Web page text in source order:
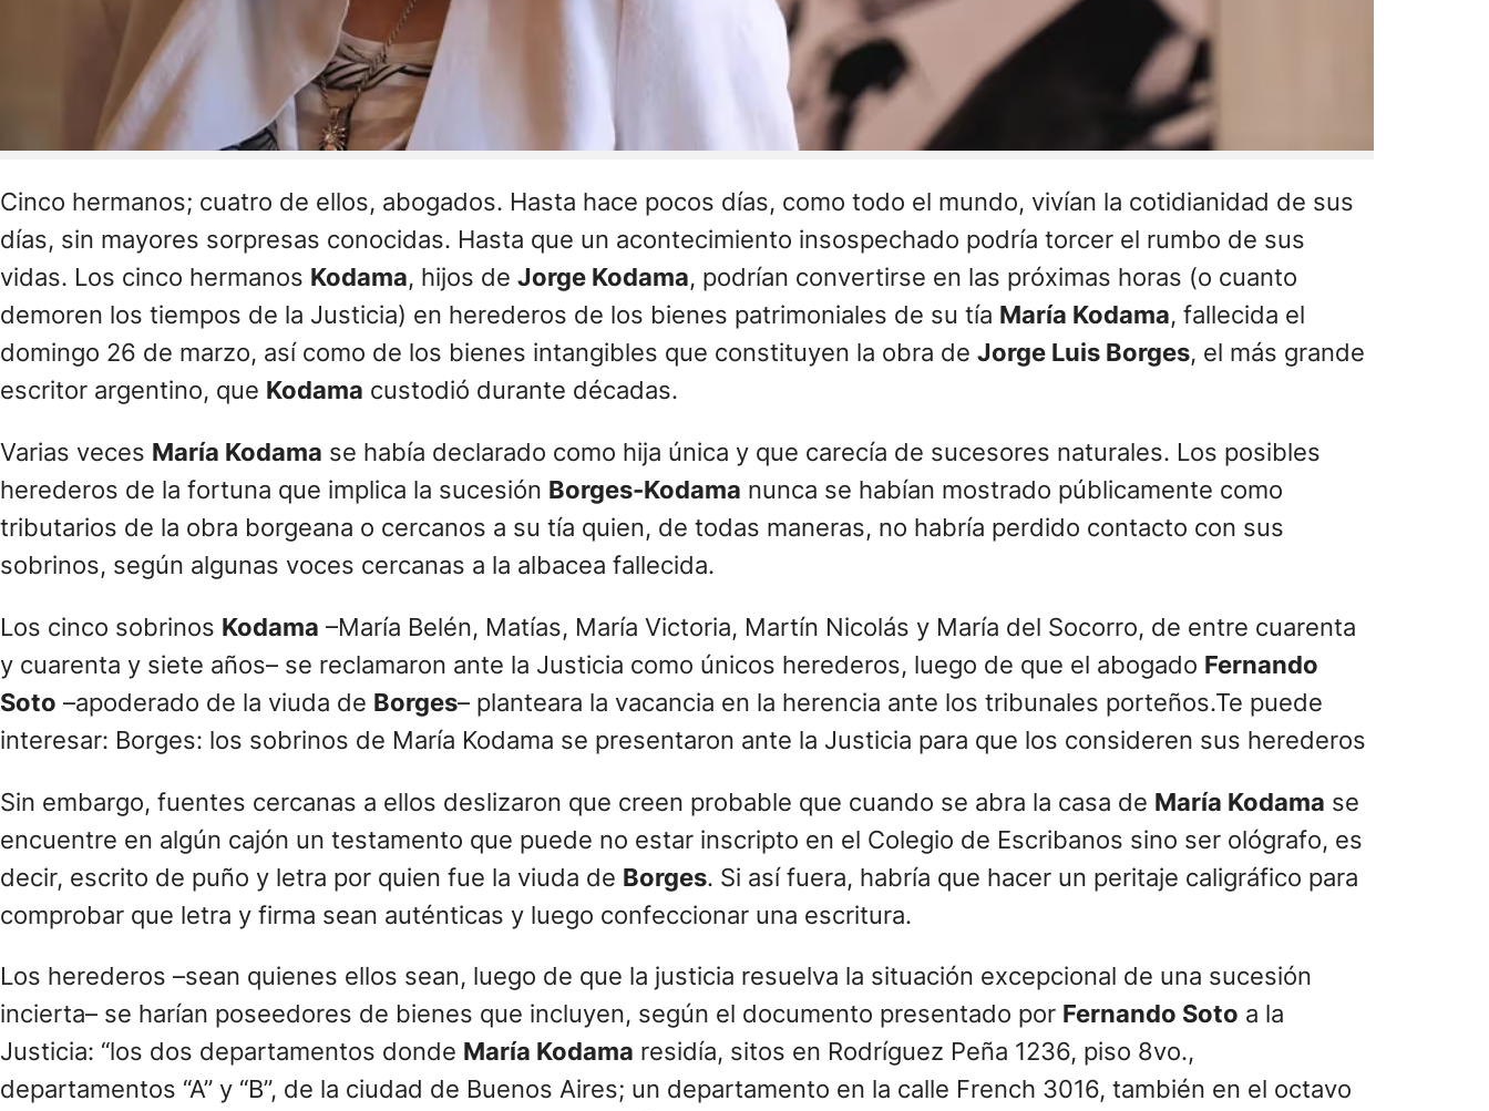
Cinco hermanos; cuatro de ellos, abogados. Hasta hace pocos días, como todo el mundo, vivían la cotidianidad de sus
días, sin mayores sorpresas conocidas. Hasta que un acontecimiento insospechado podría torcer el rumbo de sus
vidas. Los cinco hermanos Kodama, hijos de Jorge Kodama, podrían convertirse en las próximas horas (o cuanto
demoren los tiempos de la Justicia) en herederos de los bienes patrimoniales de su tía María Kodama, fallecida el
domingo 26 de marzo, así como de los bienes intangibles que constituyen la obra de Jorge Luis Borges, el más grande
escritor argentino, que Kodama custodió durante décadas.
Varias veces María Kodama se había declarado como hija única y que carecía de sucesores naturales. Los posibles
herederos de la fortuna que implica la sucesión Borges-Kodama nunca se habían mostrado públicamente como
tributarios de la obra borgeana o cercanos a su tía quien, de todas maneras, no habría perdido contacto con sus
sobrinos, según algunas voces cercanas a la albacea fallecida.
Los cinco sobrinos Kodama –María Belén, Matías, María Victoria, Martín Nicolás y María del Socorro, de entre cuarenta
y cuarenta y siete años– se reclamaron ante la Justicia como únicos herederos, luego de que el abogado Fernando
Soto –apoderado de la viuda de Borges– planteara la vacancia en la herencia ante los tribunales porteños.Te puede
interesar: Borges: los sobrinos de María Kodama se presentaron ante la Justicia para que los consideren sus herederos
Sin embargo, fuentes cercanas a ellos deslizaron que creen probable que cuando se abra la casa de María Kodama se
encuentre en algún cajón un testamento que puede no estar inscripto en el Colegio de Escribanos sino ser ológrafo, es
decir, escrito de puño y letra por quien fue la viuda de Borges. Si así fuera, habría que hacer un peritaje caligráfico para
comprobar que letra y firma sean auténticas y luego confeccionar una escritura.
Los herederos –sean quienes ellos sean, luego de que la justicia resuelva la situación excepcional de una sucesión
incierta– se harían poseedores de bienes que incluyen, según el documento presentado por Fernando Soto a la
Justicia: “los dos departamentos donde María Kodama residía, sitos en Rodríguez Peña 1236, piso 8vo.,
departamentos “A” y “B”, de la ciudad de Buenos Aires; un departamento en la calle French 3016, también en el octavo